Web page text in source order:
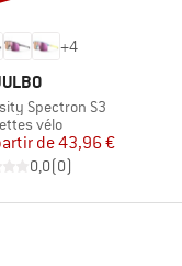
+4
Spectron S3
group
vélo
Prix
Prix réduit
de43,96 €
0,0(0)